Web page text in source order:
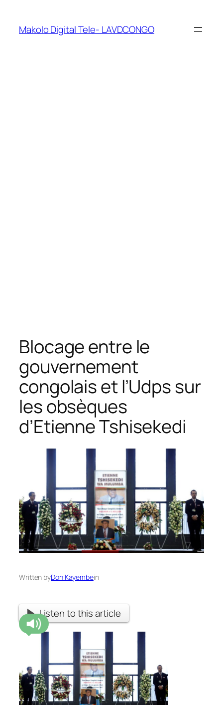
Makolo Digital Tele- LAVDCONGO
Blocage entre le
gouvernement
congolais et l’Udps sur
les obsèques
d’Etienne Tshisekedi
Written byDon Kayembein
Listen to this article